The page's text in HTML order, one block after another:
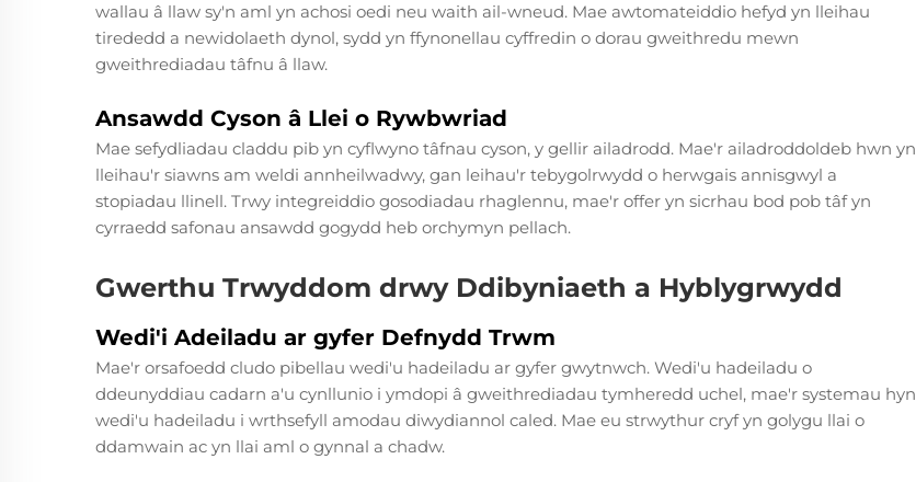
wallau â llaw sy'n aml yn achosi oedi neu waith ail-wneud. Mae awtomateiddio hefyd yn lleihau
tirededd a newidolaeth dynol, sydd yn ffynonellau cyffredin o dorau gweithredu mewn
gweithrediadau tâfnu â llaw.
Ansawdd Cyson â Llei o Rywbwriad
Mae sefydliadau claddu pib yn cyflwyno tâfnau cyson, y gellir ailadrodd. Mae'r ailadroddoldeb hwn yn
lleihau'r siawns am weldi annheilwadwy, gan leihau'r tebygolrwydd o herwgais annisgwyl a
stopiadau llinell. Trwy integreiddio gosodiadau rhaglennu, mae'r offer yn sicrhau bod pob tâf yn
cyrraedd safonau ansawdd gogydd heb orchymyn pellach.
Gwerthu Trwyddom drwy Ddibyniaeth a Hyblygrwydd
Wedi'i Adeiladu ar gyfer Defnydd Trwm
Mae'r orsafoedd cludo pibellau wedi'u hadeiladu ar gyfer gwytnwch. Wedi'u hadeiladu o
ddeunyddiau cadarn a'u cynllunio i ymdopi â gweithrediadau tymheredd uchel, mae'r systemau hyn
wedi'u hadeiladu i wrthsefyll amodau diwydiannol caled. Mae eu strwythur cryf yn golygu llai o
ddamwain ac yn llai aml o gynnal a chadw.